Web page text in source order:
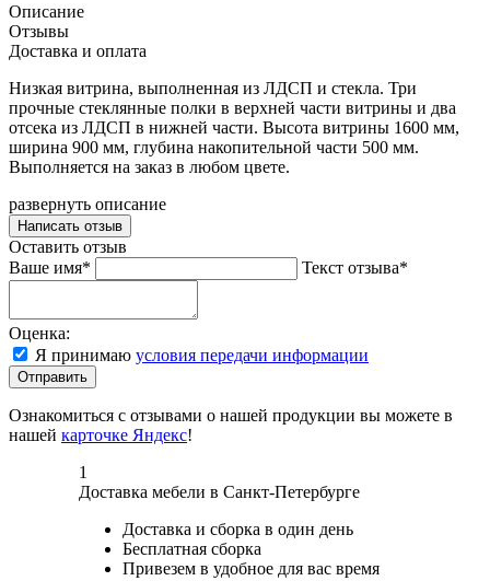
Описание
Отзывы
Доставка и оплата
Низкая витрина, выполненная из ЛДСП и стекла. Три
прочные стеклянные полки в верхней части витрины и два
отсека из ЛДСП в нижней части. Высота витрины 1600 мм,
ширина 900 мм, глубина накопительной части 500 мм.
Выполняется на заказ в любом цвете.
развернуть описание
Написать отзыв
Оставить отзыв
Ваше имя*
Текст отзыва*
Оценка:
Я принимаю условия передачи информации
Отправить
Ознакомиться с отзывами о нашей продукции вы можете в
нашей карточке Яндекс!
1
Доставка мебели в Санкт-Петербурге
Доставка и сборка в один день
Бесплатная сборка
Привезем в удобное для вас время